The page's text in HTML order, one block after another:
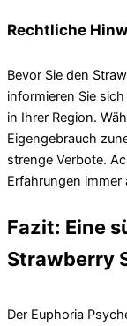
Rechtliche
Bevor Sie den
informieren Sie
in Ihrer Region.
Eigengebrauch
strenge Verbote.
Erfahrungen immer
Fazit: Eine
Strawberry
Der Euphoria